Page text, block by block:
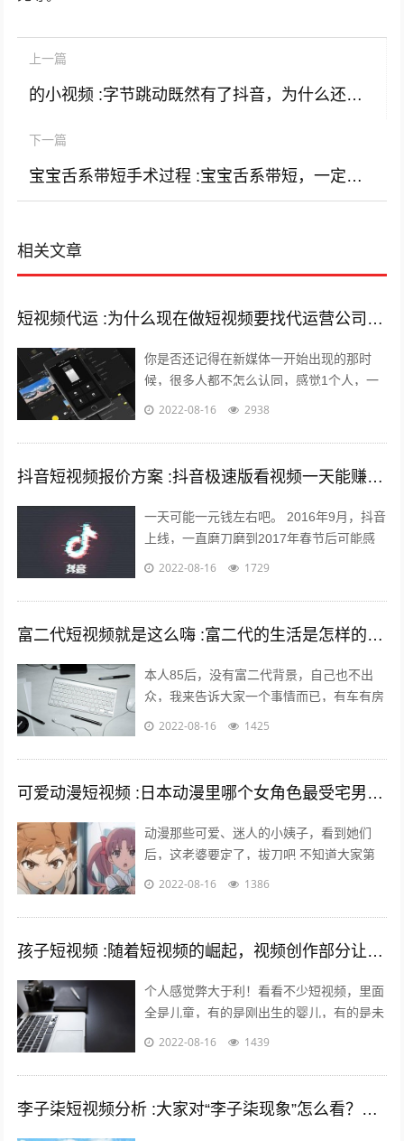
上一篇
的小视频 :字节跳动既然有了抖音，为什么还要开发火山小视频，它俩不冲突矛盾吗？
下一篇
宝宝舌系带短手术过程 :宝宝舌系带短，一定要做手术吗？
相关文章
短视频代运 :为什么现在做短视频要找代运营公司呢？
你是否还记得在新媒体一开始出现的那时
候，很多人都不怎么认同，感觉1个人，一
部手机，一台电脑，依靠这几样东西就能养
2022-08-16 2938
抖音短视频报价方案 :抖音极速版看视频一天能赚多少钱？
一天可能一元钱左右吧。 2016年9月，抖音
上线，一直磨刀磨到2017年春节后可能感
觉跑通了才大举压上资源，产品优秀的数据
2022-08-16 1729
富二代短视频就是这么嗨 :富二代的生活是怎样的，和身边的朋友差距大吗？
本人85后，没有富二代背景，自己也不出
众，我来告诉大家一个事情而已，有车有房
其实不难，你努力一样可以拥有，不过家里
2022-08-16 1425
可爱动漫短视频 :日本动漫里哪个女角色最受宅男们的喜爱欢迎？
动漫那些可爱、迷人的小姨子，看到她们
后，这老婆要定了，拔刀吧 不知道大家第
一次接触动漫是什么时候，绝大多数的老漫
吧...
2022-08-16 1386
孩子短视频 :随着短视频的崛起，视频创作部分让儿童入境，这对孩子是否有利？
个人感觉弊大于利！看看不少短视频，里面
全是儿童，有的是刚出生的婴儿，有的是未
上幼儿园的幼儿，有的是幼儿园的孩子，还
2022-08-16 1439
李子柒短视频分析 :大家对“李子柒现象”怎么看？她成功的背后原因是什么？